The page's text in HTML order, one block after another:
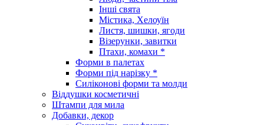
Інші свята
Містика, Хелоуїн
Листя, шишки, ягоди
Візерунки, завитки
Птахи, комахи *
Форми в палетах
Форми під нарізку *
Силіконові форми та молди
Віддушки косметичні
Штампи для мила
Добавки, декор